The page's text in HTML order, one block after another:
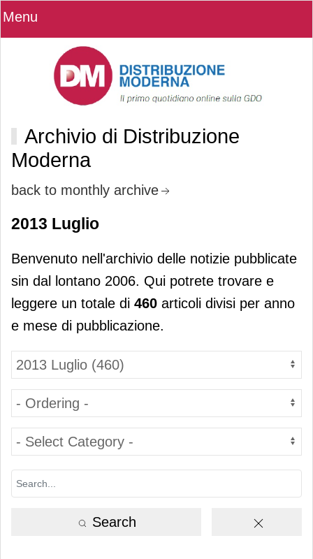
Menu
Archivio di Distribuzione
Moderna
back to monthly archive
2013 Luglio
Benvenuto nell'archivio delle notizie pubblicate
sin dal lontano 2006. Qui potrete trovare e
leggere un totale di 460 articoli divisi per anno
e mese di pubblicazione.
Search